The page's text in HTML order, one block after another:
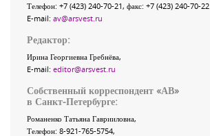
Телефон: +7 (423) 240-70-21, факс: +7 (423) 240-70-22
E-mail: av@arsvest.ru
Редактор:
Ирина Георгиевна Гребнёва,
E-mail: editor@arsvest.ru
Собственный корреспондент «АВ»
в Санкт-Петербурге:
Романенко Татьяна Гаврииловна,
Телефон: 8-921-765-5754,